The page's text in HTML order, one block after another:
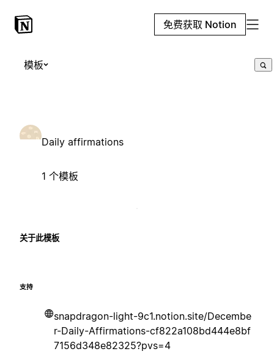
免费获取 Notion
模板
Daily affirmations
1 个模板
关于此模板
支持
snapdragon-light-9c1.notion.site/Decembe
r-Daily-Affirmations-cf822a108bd444e8bf
7156d348e82325?pvs=4